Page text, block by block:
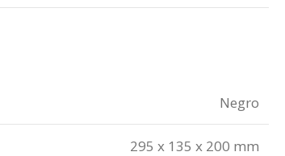
Negro
295 x 135 x 200 mm